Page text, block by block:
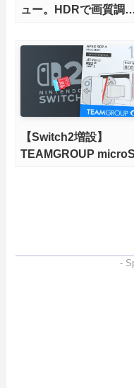
ュー。HDRで画質調
輝度も発揮！
【Switch2増設】
TEAMGROUP
-